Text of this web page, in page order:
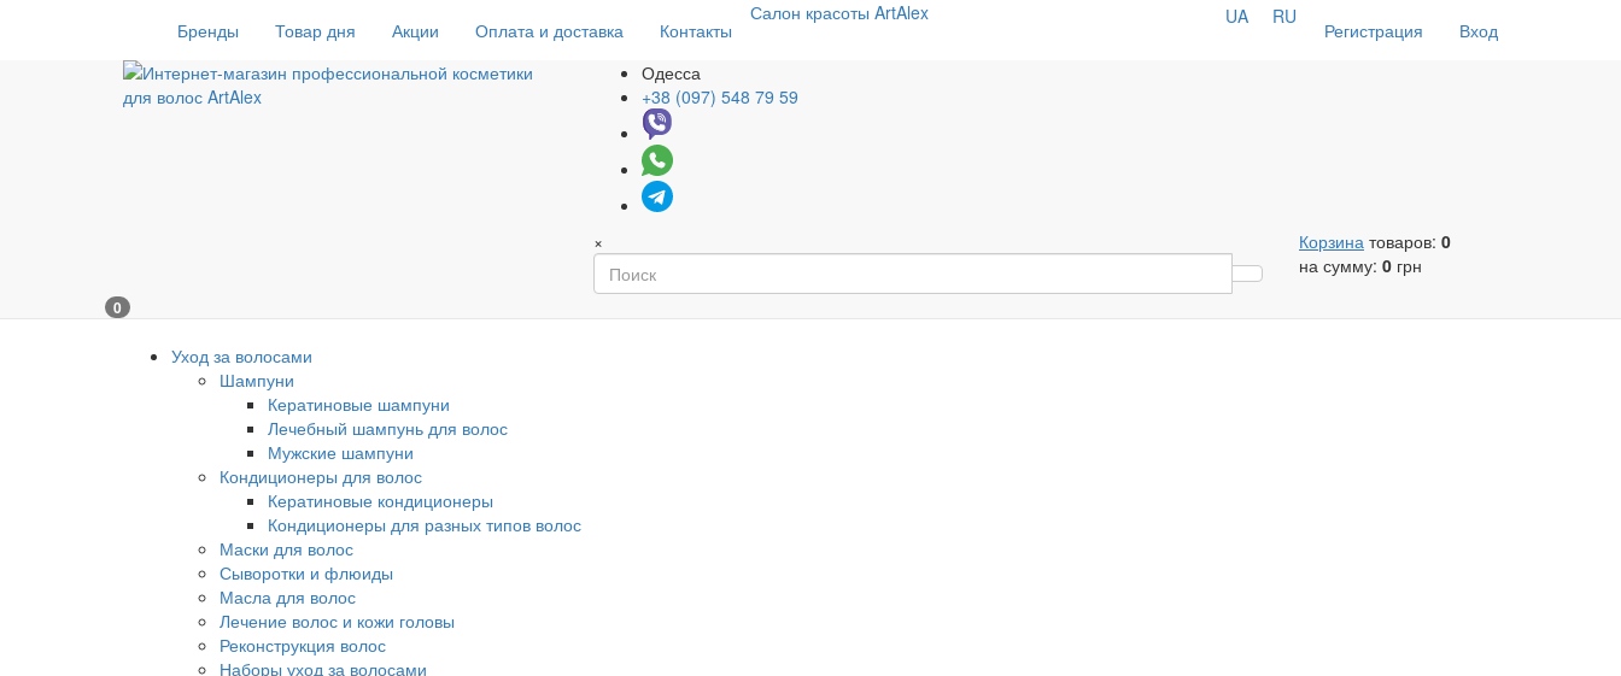
Бренды Товар дня Акции Оплата и доставка Контакты
Салон красоты ArtAlex
Регистрация Вход
UA RU
Одесса
+38 (097) 548 79 59
× Корзина товаров: 0
на сумму: 0 грн
0
Уход за волосами
Шампуни
Кератиновые шампуни
Лечебный шампунь для волос
Мужские шампуни
Кондиционеры для волос
Кератиновые кондиционеры
Кондиционеры для разных типов волос
Маски для волос
Сыворотки и флюиды
Масла для волос
Лечение волос и кожи головы
Реконструкция волос
Наборы уход за волосами